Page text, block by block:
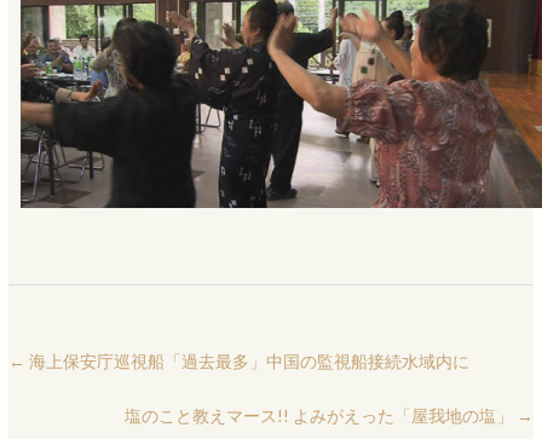
← 海上保安庁巡視船「過去最多」中国の監視船接続水域内に
塩のこと教えマース!! よみがえった「屋我地の塩」 →